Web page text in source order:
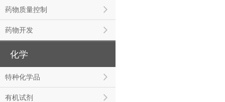
药物质量控制
药物开发
化学
特种化学品
有机试剂